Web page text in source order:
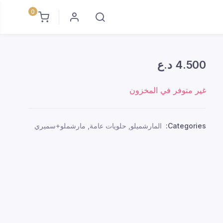
0
4.500 د.ع
غير متوفر في المخزون
Categories: المارشميلو حلويات عامة مارشملو+سميري